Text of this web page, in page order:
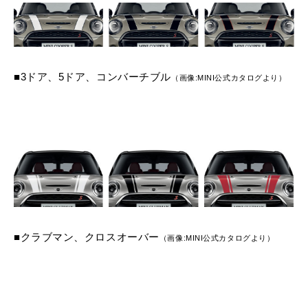
■3ドア、5ドア、コンバーチブル （画像:MINI公式カタログより）
■クラブマン、クロスオーバー （画像:MINI公式カタログより）